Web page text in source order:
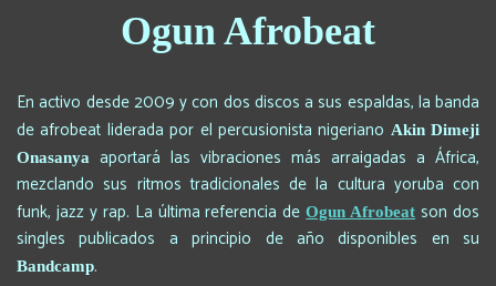
Ogun Afrobeat
En activo desde 2009 y con dos discos a sus espaldas, la banda
de afrobeat liderada por el percusionista nigeriano Akin Dimeji
Onasanya aportará las vibraciones más arraigadas a África,
mezclando sus ritmos tradicionales de la cultura yoruba con
funk, jazz y rap. La última referencia deOgun Afrobeatson dos
singles publicados a principio de año disponibles en su
Bandcamp.